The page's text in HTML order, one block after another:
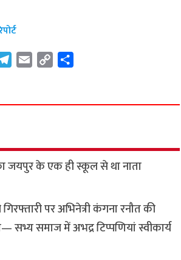
e
a
m
i
y
n
k
r
जयपुर के एक ही स्कूल से था नाता
पर अभिनेत्री कंगना रनौत की
सभ्य समाज में अभद्र टिप्पणियां स्वीकार्य